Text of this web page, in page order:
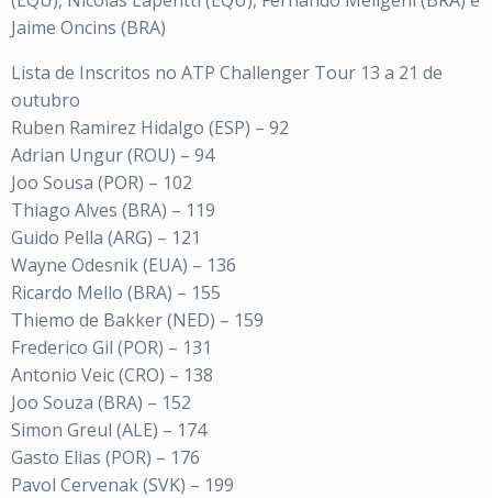
Jaime Oncins (BRA)
Lista de Inscritos no ATP Challenger Tour 13 a 21 de
outubro
Ruben Ramirez Hidalgo (ESP) – 92
Adrian Ungur (ROU) – 94
Joo Sousa (POR) – 102
Thiago Alves (BRA) – 119
Guido Pella (ARG) – 121
Wayne Odesnik (EUA) – 136
Ricardo Mello (BRA) – 155
Thiemo de Bakker (NED) – 159
Frederico Gil (POR) – 131
Antonio Veic (CRO) – 138
Joo Souza (BRA) – 152
Simon Greul (ALE) – 174
Gasto Elias (POR) – 176
Pavol Cervenak (SVK) – 199